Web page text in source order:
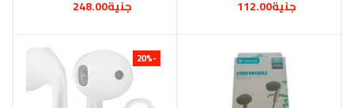
جنية112.00 جنية248.00
-20%